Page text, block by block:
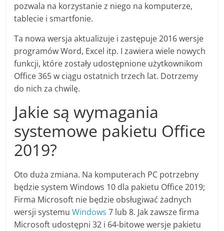
pozwala na korzystanie z niego na komputerze,
tablecie ismartfonie.
Ta nowa wersja aktualizuje i zastępuje 2016 wersje
programów Word, Excel itp. I zawiera wiele nowych
funkcji, które zostały udostępnione użytkownikom
Office 365 w ciągu ostatnich trzech lat. Dotrzemy
do nich za chwilę.
Jakie są wymagania
systemowe pakietu Office
2019?
Oto duża zmiana. Na komputerach PC potrzebny
będzie system Windows 10 dla pakietu Office 2019;
Firma Microsoft nie będzie obsługiwać żadnych
wersji systemuWindows 7 lub 8. Jak zawsze firma
Microsoft udostępni 32 i 64-bitowe wersje pakietu